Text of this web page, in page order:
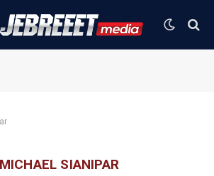
MICHAEL SIANIPAR